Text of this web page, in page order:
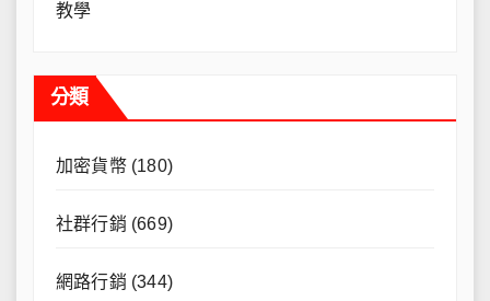
教學
分類
加密貨幣(180)
社群行銷 (669)
網路行銷 (344)